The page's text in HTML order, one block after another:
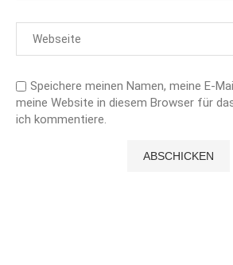
Speichere meinen Namen, meine E-
meine Website in diesem Browser für
ich kommentiere.